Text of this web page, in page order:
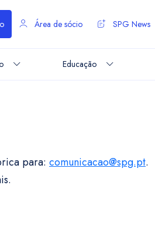
Área de sócio SPG News
Educação
para: comunicacao@spg.pt.